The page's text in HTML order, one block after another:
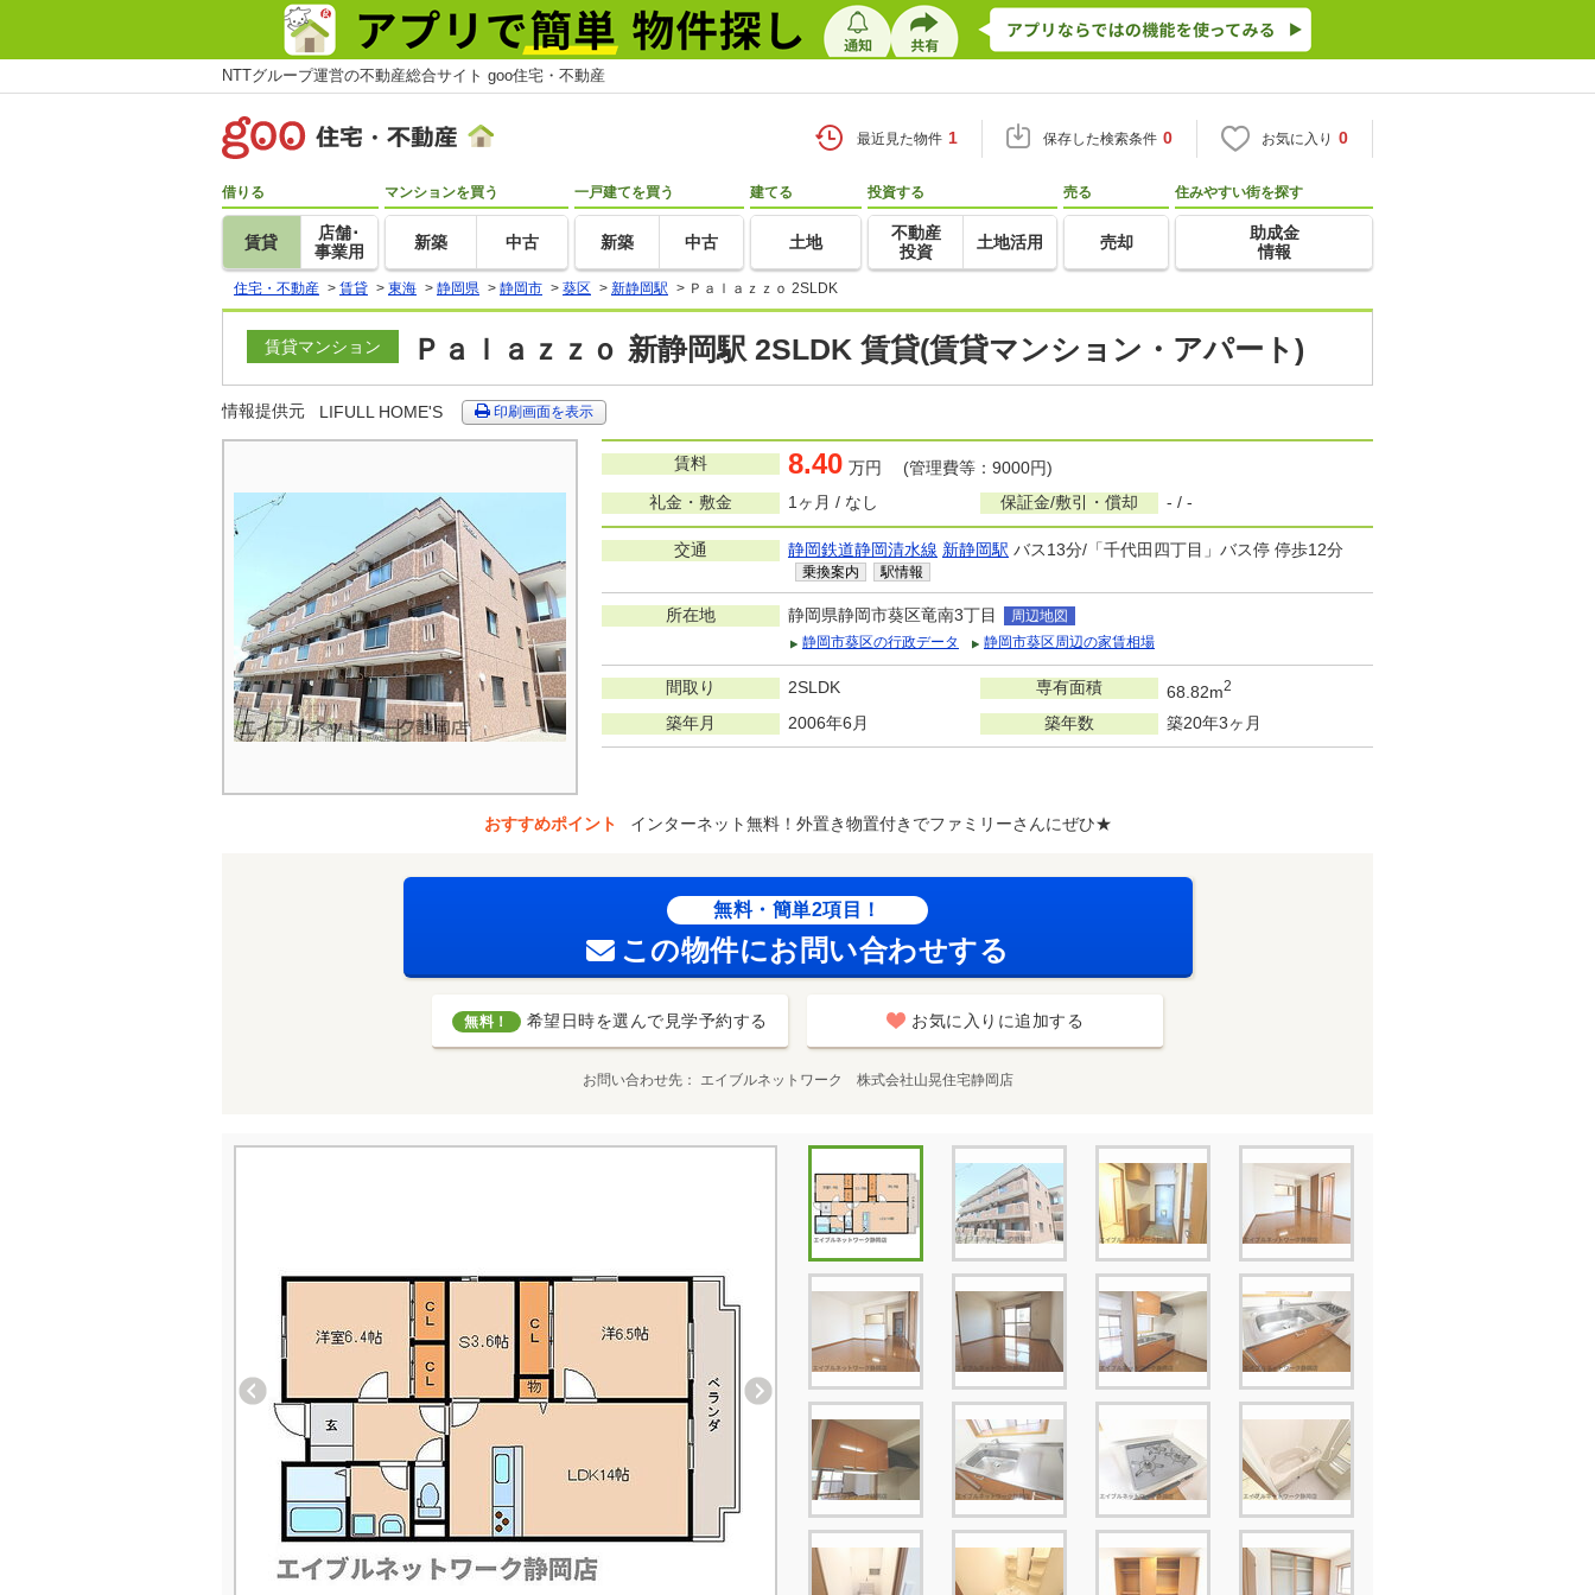
NTTグループ運営の不動産総合サイト goo住宅・不動産
最近見た物件 1 保存した検索条件 0 お気に入り 0
借りる
賃貸
店舗･
事業用
マンションを買う
新築 中古
一戸建てを買う
新築 中古
建てる
土地
投資する
不動産
投資
土地活用
売る
売却
住みやすい街を探す
助成金
情報
住宅・不動産 > 賃貸 > 東海 > 静岡県 > 静岡市 > 葵区 > 新静岡駅 > Ｐａｌａｚｚｏ 2SLDK
賃貸マンション Ｐａｌａｚｚｏ 新静岡駅 2SLDK 賃貸(賃貸マンション・アパート)
情報提供元 LIFULL HOME'S 印刷画面を表示
賃料 8.40 万円 (管理費等：9000円)
礼金・敷金
1ヶ月 / なし 保証金/敷引・償却 - / -
交通 静岡鉄道静岡清水線 新静岡駅 バス13分/「千代田四丁目」バス停 停歩12分
乗換案内 駅情報
所在地 静岡県静岡市葵区竜南3丁目
周辺地図
静岡市葵区の行政データ
静岡市葵区周辺の家賃相場
間取り 2SLDK 専有面積 68.82m2
築年月 2006年6月 築年数 築20年3ヶ月
おすすめポイント インターネット無料！外置き物置付きでファミリーさんにぜひ★
無料・簡単2項目！
この物件にお問い合わせする
無料！ 希望日時を選んで見学予約する お気に入りに追加する
お問い合わせ先 エイブルネットワーク 株式会社山晃住宅静岡店